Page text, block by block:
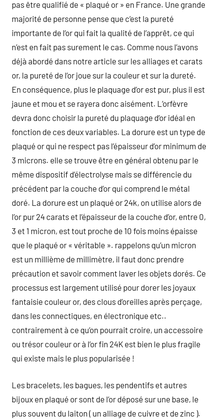
pas être qualifié de « plaqué or » en France. Une grande
majorité de personne pense que c’est la pureté
importante de l’or qui fait la qualité de l’apprêt, ce qui
n’est en fait pas surement le cas. Comme nous l’avons
déjà abordé dans notre article sur les alliages et carats
or, la pureté de l’or joue sur la couleur et sur la dureté.
En conséquence, plus le plaquage d’or est pur, plus il est
jaune et mou et se rayera donc aisément. L’orfèvre
devra donc choisir la pureté du plaquage d’or idéal en
fonction de ces deux variables. La dorure est un type de
plaqué or qui ne respect pas l’épaisseur d’or minimum de
3 microns. elle se trouve être en général obtenu par le
même dispositif d’électrolyse mais se différencie du
précédent par la couche d’or qui comprend le métal
doré. La dorure est un plaqué or 24k, on utilise alors de
l’or pur 24 carats et l’épaisseur de la couche d’or, entre 0,
3 et 1 micron, est tout proche de 10 fois moins épaisse
que le plaqué or « véritable ». rappelons qu’un micron
est un millième de millimètre, il faut donc prendre
précaution et savoir comment laver les objets dorés. Ce
processus est largement utilisé pour dorer les joyaux
fantaisie couleur or, des clous d’oreilles après perçage,
dans les connectiques, en électronique etc..
contrairement à ce qu’on pourrait croire, un accessoire
ou trésor couleur or à l’or fin 24K est bien le plus fragile
qui existe mais le plus popularisée !
Les bracelets, les bagues, les pendentifs et autres
bijoux en plaqué or sont de l’or déposé sur une base, le
plus souvent du laiton ( un alliage de cuivre et de zinc ).